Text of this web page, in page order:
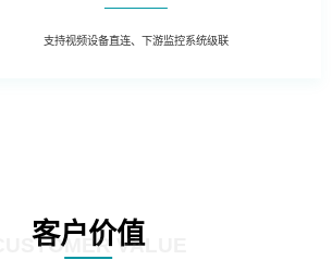
支持视频设备直连、下游监控系统级联
客户价值
CUSTOMER VALUE